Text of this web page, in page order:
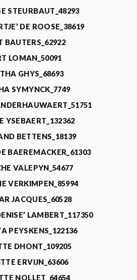
STEURBAUT_48293
DE ROOSE_38619
BAUTERS_62922
LOMAN_50091
GHYS_68693
SYMYNCK_7749
YSEBAERT_132362
BETTENS_18139
BAEREMACKER_61303
VALEPYN_54677
VERKIMPEN_85994
JACQUES_60528
LAMBERT_117350
PEYSKENS_122136
DHONT_109205
ERVIJN_63606
NOLLET_64654